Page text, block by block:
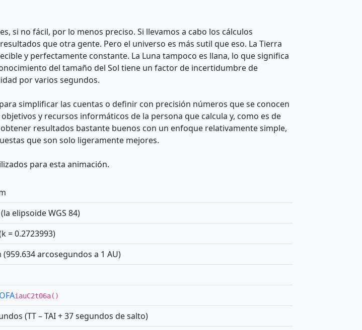
si no fácil, por lo menos preciso. Si llevamos a cabo los cálculos
que otra gente. Pero el universo es más sutil que eso. La Tierra
y perfectamente constante. La Luna tampoco es llana, lo que significa
del tamaño del Sol tiene un factor de incertidumbre de
por varios segundos.
simplificar las cuentas o definir con precisión números que se conocen
y recursos informáticos de la persona que calcula y, como es de
resultados bastante buenos con un enfoque relativamente simple,
que son solo ligeramente mejores.
para esta animación.
elipsoide WGS 84)
= 0.2723993)
(959.634 arcosegundos a 1 AU)
iauC2t06a()
(TT – TAI + 37 segundos de salto)